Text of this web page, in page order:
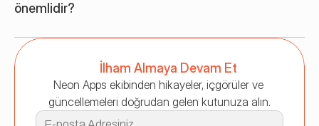
önemlidir?
İlham Almaya Devam Et
Neon Apps ekibinden hikayeler, içgörüler ve
güncellemeleri doğrudan gelen kutunuza alın.